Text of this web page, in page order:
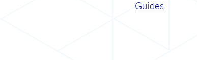
Guides